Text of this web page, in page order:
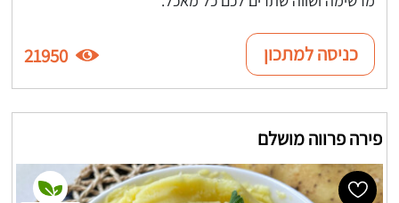
כניסה למתכון 21950
פירה פרווה מושלם